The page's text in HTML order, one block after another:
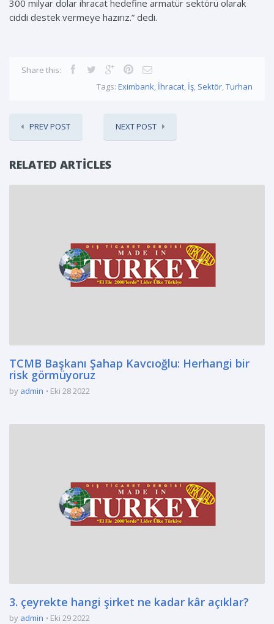
300 milyar dolar ihracat hedefine armatür sektörü olarak
ciddi destek vermeye hazırız.” dedi.
Share this:
Tags: Eximbank, İhracat, İş, Sektör,Turhan
PREV POST NEXT POST
RELATED ARTICLES
TCMB Başkanı Şahap Kavcıoğlu: Herhangi bir
risk görmüyoruz
by admin Eki 28 2022
3. çeyrekte hangi şirket ne kadar kâr açıklar?
by admin Eki 29 2022